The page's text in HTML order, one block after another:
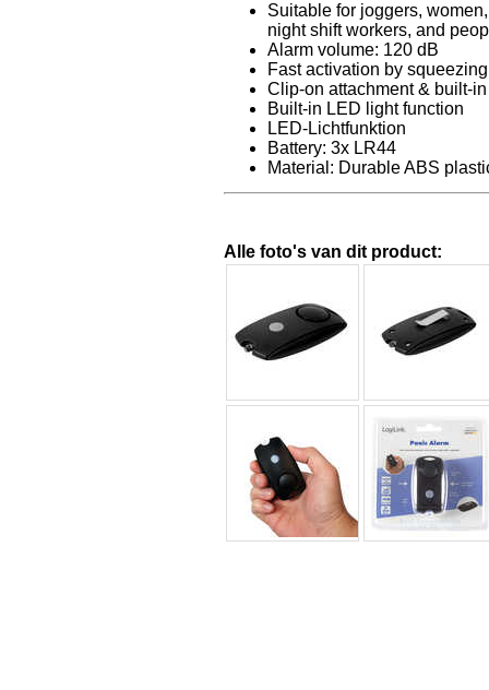
Suitable for joggers,
night shift workers, and
Alarm volume: 120 dB
Fast activation by
Clip-on attachment & built-
Built-in LED light function
LED-Lichtfunktion
Battery: 3x LR44
Material: Durable ABS
Alle foto's van dit product: